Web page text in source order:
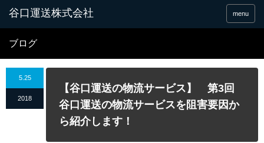
谷口運送株式会社 menu
ブログ
5.25
2018
【谷口運送の物流サービス】 第3回
谷口運送の物流サービスを阻害要因か
ら紹介します！